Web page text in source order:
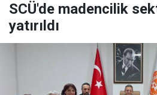
SCÜ'de madencilik
yatırıldı